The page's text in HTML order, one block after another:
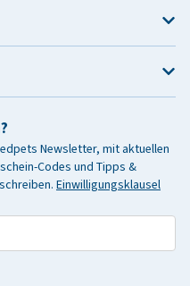
Newsletter, mit aktuellen
Codes und Tipps &
Einwilligungsklausel